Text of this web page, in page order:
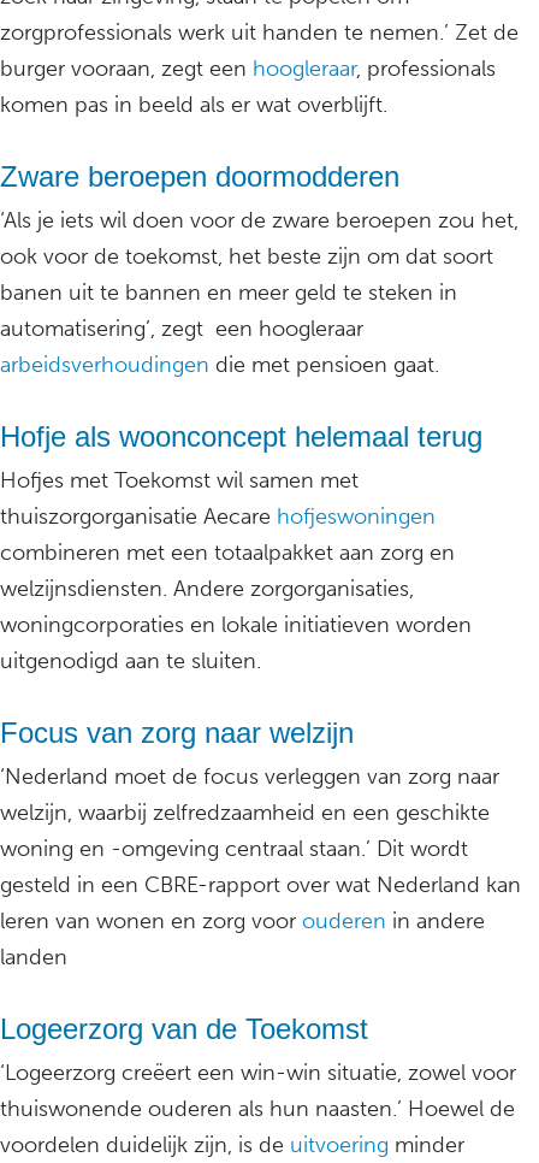
zorgprofessionals werk uit handen te nemen.’ Zet de
burger vooraan, zegt een hoogleraar, professionals
komen pas in beeld als er wat overblijft.
Zware beroepen doormodderen
‘Als je iets wil doen voor de zware beroepen zou het,
ook voor de toekomst, het beste zijn om dat soort
banen uit te bannen en meer geld te steken in
automatisering’, zegt een hoogleraar
arbeidsverhoudingen die met pensioen gaat.
Hofje als woonconcept helemaal terug
Hofjes met Toekomst wil samen met
thuiszorgorganisatie Aecare hofjeswoningen
combineren met een totaalpakket aan zorg en
welzijnsdiensten. Andere zorgorganisaties,
woningcorporaties en lokale initiatieven worden
uitgenodigd aan te sluiten.
Focus van zorg naar welzijn
‘Nederland moet de focus verleggen van zorg naar
welzijn, waarbij zelfredzaamheid en een geschikte
woning en -omgeving centraal staan.’ Dit wordt
gesteld in een CBRE-rapport over wat Nederland kan
leren van wonen en zorg voor ouderen in andere
landen
Logeerzorg van de Toekomst
‘Logeerzorg creëert een win-win situatie, zowel voor
thuiswonende ouderen als hun naasten.’ Hoewel de
voordelen duidelijk zijn, is de uitvoering minder